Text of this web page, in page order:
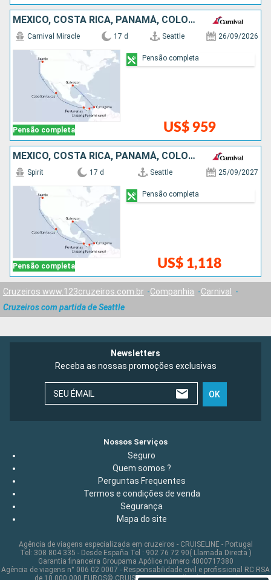
MÉXICO, COSTA RICA, PANAMÁ, COLOMBIA, ESTADOS UNIDOS
Pensão completa
Carnival Miracle 17 d Seattle 26/09/2026
US$ 959
Pensão completa
MÉXICO, COSTA RICA, PANAMÁ, COLOMBIA, ESTADOS UNIDOS
Pensão completa
Spirit 17 d Seattle 25/09/2027
US$ 1,118
Pensão completa
Cruzeiros www.123cruzeiros.com.br Companhia
Carnival
Cruzeiros com partida de Seattle
Newsletters
Receba as nossas promoções exclusivas
SEU ÉMAIL OK
Nossos Serviços
Seguro
Quem somos ?
Perguntas Frequentes
Termos e condições de venda
Segurança
Mapa do site
Agência de viagens especializada em cruzeiros - CRUISELINE - Portugal
Tel: 308 804 335 - Desde España Tel : 902 76 72 90( Llamada Directa )
Garantia financeira Groupama Apólice número 4000717380
Agência de viagens n° 006 02 0007 - Responsabilidade civil e profissional RC RSA
de 10 000 000 EUROS© CRUISELINE 2026 - all rights reserved